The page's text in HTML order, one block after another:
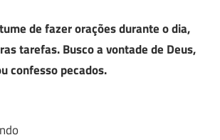
de fazer orações durante o dia,
tarefas. Busco a vontade de Deus,
confesso pecados.